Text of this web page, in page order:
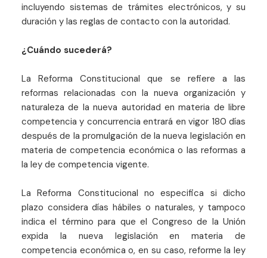
incluyendo sistemas de trámites electrónicos, y su
duración y las reglas de contacto con la autoridad.
¿Cuándo sucederá?
La Reforma Constitucional que se refiere a las
reformas relacionadas con la nueva organización y
naturaleza de la nueva autoridad en materia de libre
competencia y concurrencia entrará en vigor 180 días
después de la promulgación de la nueva legislación en
materia de competencia económica o las reformas a
la ley de competencia vigente.
La Reforma Constitucional no especifica si dicho
plazo considera días hábiles o naturales, y tampoco
indica el término para que el Congreso de la Unión
expida la nueva legislación en materia de
competencia económica o, en su caso, reforme la ley